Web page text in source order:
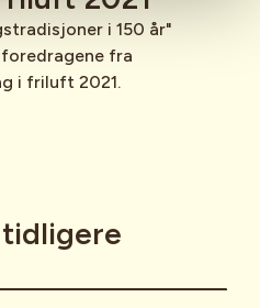
i 150 år"
foredragene fra
i friluft 2021.